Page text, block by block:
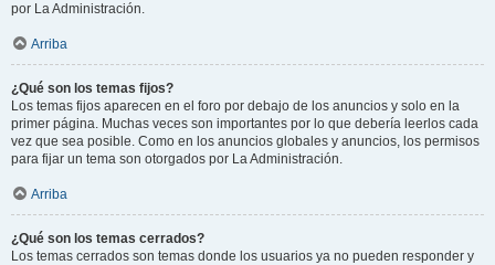
por La Administración.
Arriba
¿Qué son los temas fijos?
Los temas fijos aparecen en el foro por debajo de los anuncios y solo en la
primer página. Muchas veces son importantes por lo que debería leerlos cada
vez que sea posible. Como en los anuncios globales y anuncios, los permisos
para fijar un tema son otorgados por La Administración.
Arriba
¿Qué son los temas cerrados?
Los temas cerrados son temas donde los usuarios ya no pueden responder y